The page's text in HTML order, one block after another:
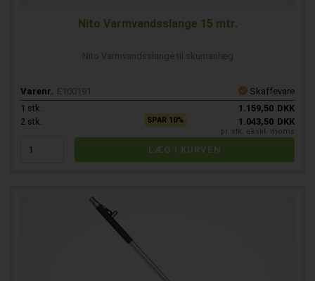
Nito Varmvandsslange 15 mtr.
Nito Varmvandsslange til skumanlæg
Varenr. E100191
Skaffevare
1 stk. 1.159,50 DKK
2 stk. SPAR 10% 1.043,50 DKK
pr. stk. ekskl. moms